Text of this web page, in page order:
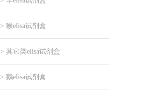
> 猴elisa试剂盒
> 其它类elisa试剂盒
> 鹅elisa试剂盒